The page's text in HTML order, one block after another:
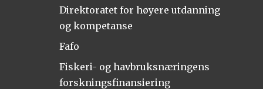
Direktoratet for høyere utdanning
og kompetanse
Fafo
Fiskeri- og havbruksnæringens
forskningsfinansiering